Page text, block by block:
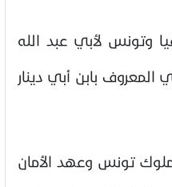
وتونس لأبي عبد الله
المعروف بابن أبي دينار
ملوك تونس وعهد الأمان